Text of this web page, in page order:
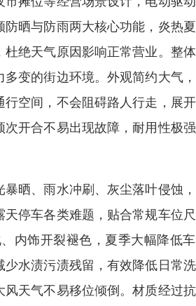
晒与防雨两大核心功能，炎热
绝天气原因影响正常营业。整
变的街边环境。外观简约大气
空间，不会阻碍路人行走，展
开合不易出现故障，耐用性极
晒、雨水冲刷、灰尘落叶侵蚀
停车各类难题，贴合常规车位
内饰开裂褪色，夏季大幅降低
水渍污渍残留，有效降低日常
天气不易移位倾倒。材质经过